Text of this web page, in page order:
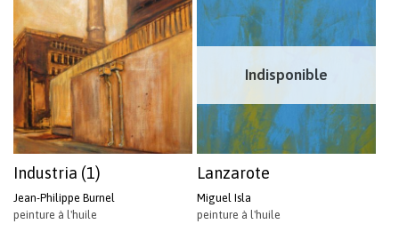
Industria (1)
Jean-Philippe Burnel
peinture à l'huile
Indisponible
Lanzarote
Miguel Isla
peinture à l'huile